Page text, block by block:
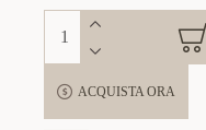
ACQUISTA ORA